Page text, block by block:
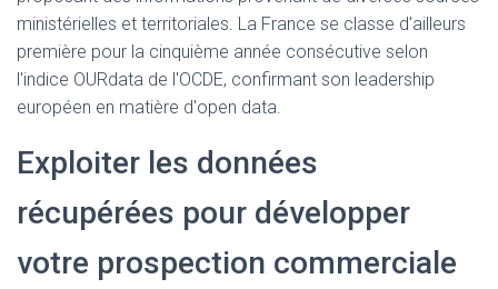
ministérielles et territoriales. La France se classe d'ailleurs
première pour la cinquième année consécutive selon
l'indice OURdata de l'OCDE, confirmant son leadership
européen en matière d'open data.
Exploiter les données
récupérées pour développer
votre prospection commerciale